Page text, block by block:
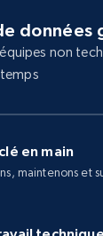
données
non
en main
maintenons et